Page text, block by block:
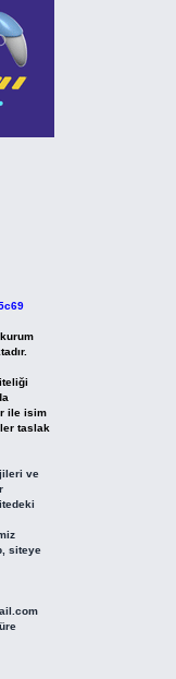
ile isim
taslak
ve
siteye